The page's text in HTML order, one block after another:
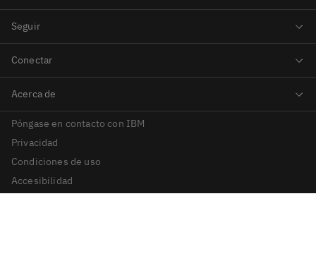
Póngase en contacto con IBM
Privacidad
Condiciones de uso
Accesibilidad